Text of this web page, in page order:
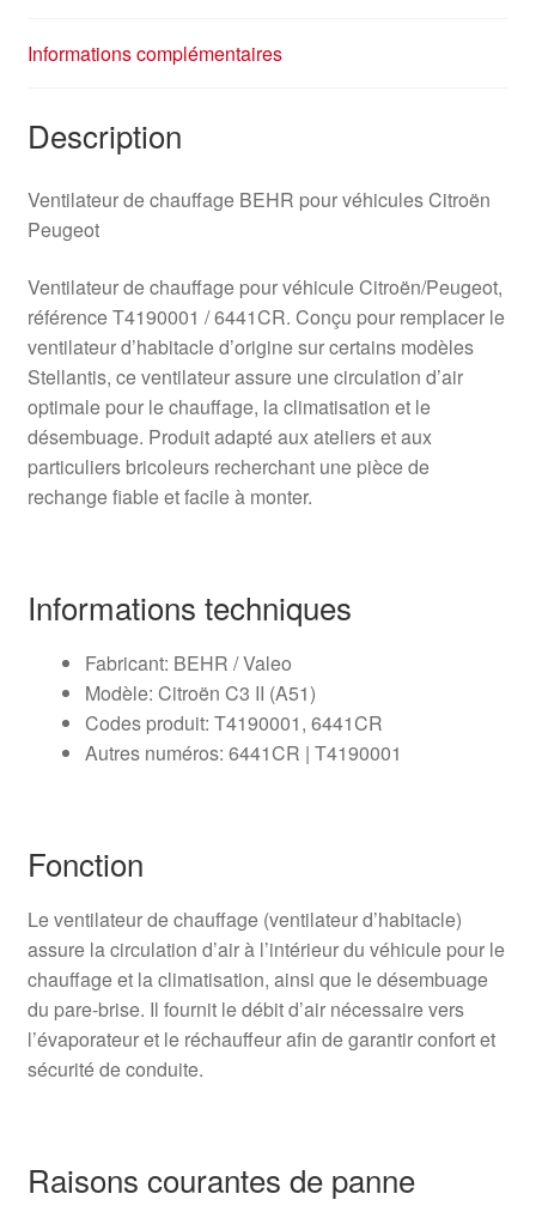
Informations complémentaires
Description
Ventilateur de chauffage BEHR pour véhicules Citroën
Peugeot
Ventilateur de chauffage pour véhicule Citroën/Peugeot,
référence T4190001 / 6441CR. Conçu pour remplacer le
ventilateur d’habitacle d’origine sur certains modèles
Stellantis, ce ventilateur assure une circulation d’air
optimale pour le chauffage, la climatisation et le
désembuage. Produit adapté aux ateliers et aux
particuliers bricoleurs recherchant une pièce de
rechange fiable et facile à monter.
Informations techniques
Fabricant: BEHR / Valeo
Modèle: Citroën C3 II (A51)
Codes produit: T4190001, 6441CR
Autres numéros: 6441CR | T4190001
Fonction
Le ventilateur de chauffage (ventilateur d’habitacle)
assure la circulation d’air à l’intérieur du véhicule pour le
chauffage et la climatisation, ainsi que le désembuage
du pare-brise. Il fournit le débit d’air nécessaire vers
l’évaporateur et le réchauffeur afin de garantir confort et
sécurité de conduite.
Raisons courantes de panne